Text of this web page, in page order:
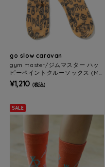
go slow caravan
gym master/ジムマスター ハッ
ピーペイントクルーソックス (ME
NS/WOMENS)
¥1,210 (税込)
SALE